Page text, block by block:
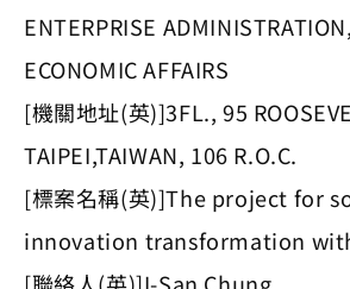
ENTERPRISE
ECONOMIC AFFAIRS
[機關地址(英)]3FL., 95
TAIPEI,TAIWAN, 106 R.O.C.
[標案名稱(英)]The project for
innovation transformation
[聯絡人(英)]I-San Chung